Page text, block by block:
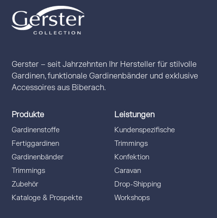
Gerster – seit Jahrzehnten Ihr Hersteller für stilvolle
Gardinen, funktionale Gardinenbänder und exklusive
Accessoires aus Biberach.
Produkte
Gardinenstoffe
Fertiggardinen
Gardinenbänder
Trimmings
Zubehör
Kataloge & Prospekte
Leistungen
Kundenspezifische
Trimmings
Konfektion
Caravan
Drop-Shipping
Workshops